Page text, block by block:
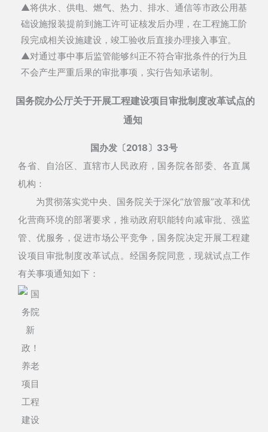
▲将供水、供电、燃气、热力、排水、通信等市政公用基
础设施报装提前到施工许可证核发后办理 ，在工程施工阶
段完成相关设施建设，竣工验收后直接办理接入事宜。
▲对通过事中事后监管能够纠正不符合审批条件的行为且
不会产生严重后果的审批事项，实行告知承诺制。
国务院办公厅关于开展工程建设项目审批制度改革试点的
通知
国办发〔2018〕33号
各省、自治区、直辖市人民政府，国务院各部委、各直属
机构：
为贯彻落实党中央、国务院关于深化“放管服”改革和优
化营商环境的部署要求，推动政府职能转向减审批、强监
管、优服务，促进市场公平竞争，国务院决定开展工程建
设项目审批制度改革试点。经国务院同意，现就试点工作
有关事项通知如下：